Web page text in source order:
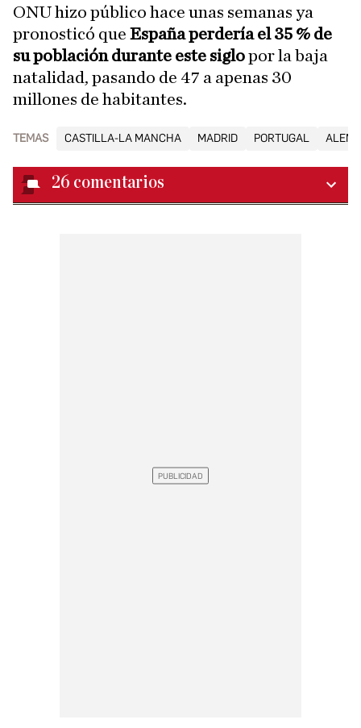
ONU hizo público hace unas semanas ya
pronosticó que España perdería el 35 % de
su población durante este siglopor la baja
natalidad, pasando de 47 a apenas 30
millones de habitantes.
TEMAS CASTILLA-LA MANCHA MADRID PORTUGAL
26 comentarios